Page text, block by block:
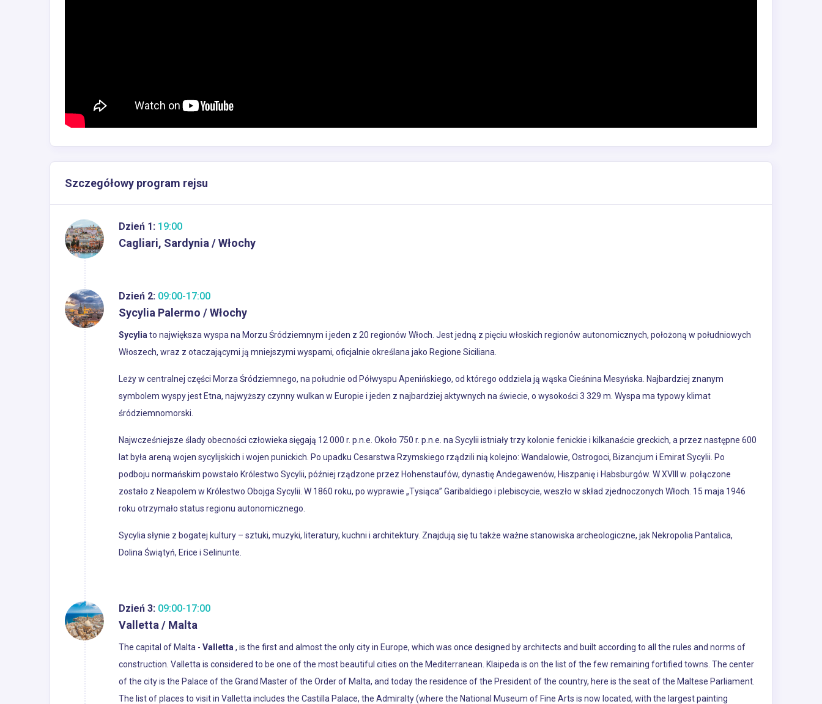
Szczegółowy program rejsu
Dzień 1: 19:00
Cagliari, Sardynia / Włochy
Dzień 2: 09:00-17:00
Sycylia Palermo / Włochy
Sycylia to największa wyspa na Morzu Śródziemnym i jeden z 20 regionów Włoch. Jest jedną z pięciu włoskich regionów autonomicznych, położoną w południowych
Włoszech, wraz z otaczającymi ją mniejszymi wyspami, oficjalnie określana jako Regione Siciliana.
Leży w centralnej części Morza Śródziemnego, na południe od Półwyspu Apenińskiego, od którego oddziela ją wąska Cieśnina Mesyńska. Najbardziej znanym
symbolem wyspy jest Etna, najwyższy czynny wulkan w Europie i jeden z najbardziej aktywnych na świecie, o wysokości 3 329 m. Wyspa ma typowy klimat
śródziemnomorski.
Najwcześniejsze ślady obecności człowieka sięgają 12 000 r. p.n.e. Około 750 r. p.n.e. na Sycylii istniały trzy kolonie fenickie i kilkanaście greckich, a przez następne 600
lat była areną wojen sycylijskich i wojen punickich. Po upadku Cesarstwa Rzymskiego rządzili nią kolejno: Wandalowie, Ostrogoci, Bizancjum i Emirat Sycylii. Po
podboju normańskim powstało Królestwo Sycylii, później rządzone przez Hohenstaufów, dynastię Andegawenów, Hiszpanię i Habsburgów. W XVIII w. połączone
zostało z Neapolem w Królestwo Obojga Sycylii. W 1860 roku, po wyprawie „Tysiąca” Garibaldiego i plebiscycie, weszło w skład zjednoczonych Włoch. 15 maja 1946
roku otrzymało status regionu autonomicznego.
Sycylia słynie z bogatej kultury – sztuki, muzyki, literatury, kuchni i architektury. Znajdują się tu także ważne stanowiska archeologiczne, jak Nekropolia Pantalica,
Dolina Świątyń, Erice i Selinunte.
Dzień 3: 09:00-17:00
Valletta / Malta
The capital of Malta - Valletta , is the first and almost the only city in Europe, which was once designed by architects and built according to all the rules and norms of
construction. Valletta is considered to be one of the most beautiful cities on the Mediterranean. Klaipeda is on the list of the few remaining fortified towns. The center
of the city is the Palace of the Grand Master of the Order of Malta, and today the residence of the President of the country, here is the seat of the Maltese Parliament.
The list of places to visit in Valletta includes the Castilla Palace, the Admiralty (where the National Museum of Fine Arts is now located, with the largest painting